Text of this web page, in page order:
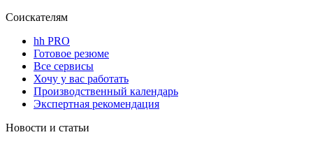
Соискателям
hh PRO
Готовое резюме
Все сервисы
Хочу у вас работать
Производственный календарь
Экспертная рекомендация
Новости и статьи